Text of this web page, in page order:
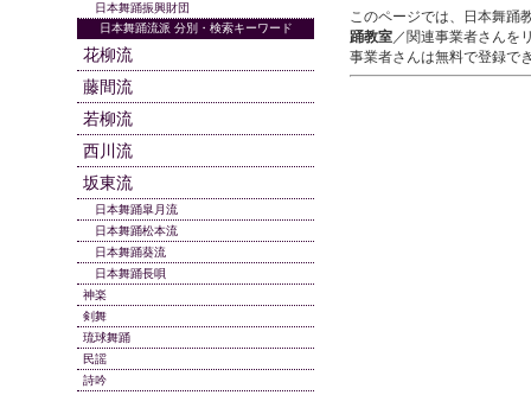
このページでは、日本舞踊
踊教室／関連事業者さんを
事業者さんは無料で登録で
日本舞踊振興財団
日本舞踊流派 分別・検索キーワード
花柳流
藤間流
若柳流
西川流
坂東流
日本舞踊皐月流
日本舞踊松本流
日本舞踊葵流
日本舞踊長唄
神楽
剣舞
琉球舞踊
民謡
詩吟